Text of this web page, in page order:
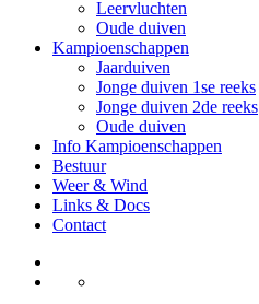
Leervluchten
Oude duiven
Kampioenschappen
Jaarduiven
Jonge duiven 1se reeks
Jonge duiven 2de reeks
Oude duiven
Info Kampioenschappen
Bestuur
Weer & Wind
Links & Docs
Contact